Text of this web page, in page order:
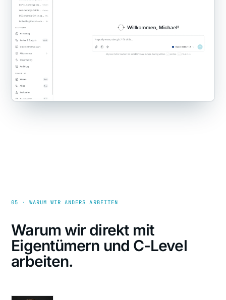
05 · WARUM WIR ANDERS ARBEITEN
Warum wir direkt mit
Eigentümern und C-Level
arbeiten.